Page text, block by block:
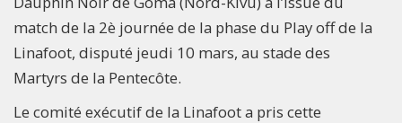
match de la 2è journée de la phase du Play off de la
Linafoot, disputé jeudi 10 mars, au stade des
Martyrs de la Pentecôte.
Le comité exécutif de la Linafoot a pris cette